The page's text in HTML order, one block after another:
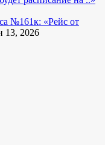
№161к: «Рейс от
2026